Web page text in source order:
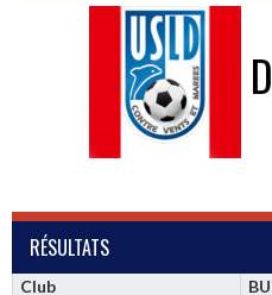
RÉSULTATS
Club